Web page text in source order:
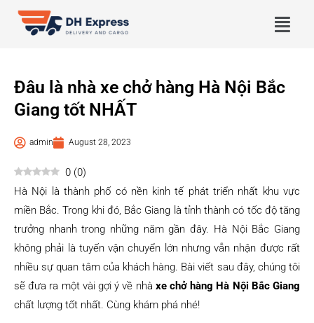
Đâu là nhà xe chở hàng Hà Nội Bắc
Giang tốt NHẤT
admin August 28, 2023
0 (0)
Hà Nội là thành phố có nền kinh tế phát triển nhất khu vực
miền Bắc. Trong khi đó, Bắc Giang là tỉnh thành có tốc độ tăng
trưởng nhanh trong những năm gần đây. Hà Nội Bắc Giang
không phải là tuyến vận chuyển lớn nhưng vẫn nhận được rất
nhiều sự quan tâm của khách hàng. Bài viết sau đây, chúng tôi
sẽ đưa ra một vài gợi ý về nhà xe chở hàng Hà Nội Bắc Giang
chất lượng tốt nhất. Cùng khám phá nhé!